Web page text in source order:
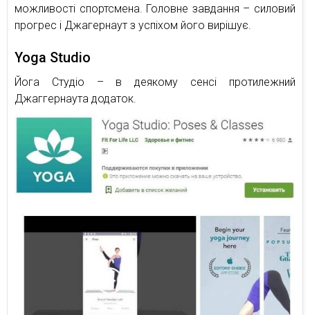
можливості спортсмена. Головне завдання – силовий
прогрес і Джагернаут з успіхом його вирішує.
Yoga Studio
Йога Студіо – в деякому сенсі протилежний
Джаггернаута додаток.